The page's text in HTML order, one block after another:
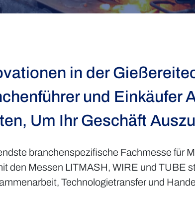
in der
und Einkäufer
Um Ihr Geschäft
branchenspezifische Fachmesse für
den Messen LITMASH, WIRE und TUBE
Technologietransfer und